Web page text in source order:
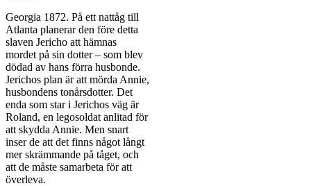
Georgia 1872. På ett nattåg till
Atlanta planerar den före detta
slaven Jericho att hämnas
mordet på sin dotter – som blev
dödad av hans förra husbonde.
Jerichos plan är att mörda Annie,
husbondens tonårsdotter. Det
enda som star i Jerichos väg är
Roland, en legosoldat anlitad för
att skydda Annie. Men snart
inser de att det finns något långt
mer skrämmande på tåget, och
att de måste samarbeta för att
överleva.